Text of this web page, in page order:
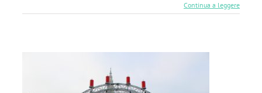
Continua a leggere